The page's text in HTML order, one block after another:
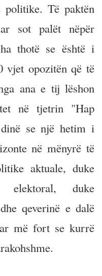
Të paktën
sot palët nëpër
thotë se është i
vjet opozitën që të
ana e tij lëshon
në tjetrin "Hap
se një hetim i
në mënyrë të
aktuale, duke
elektoral, duke
qeverinë e dalë
më fort se kurrë